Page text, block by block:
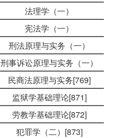
法理学（一）
宪法学（一）
刑法原理与实务（一）
刑事诉讼原理与实务（一）
民商法原理与实务[769]
监狱学基础理论[871]
劳教学基础理论[872]
犯罪学（二）[873]